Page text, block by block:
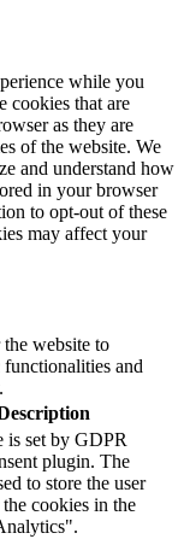
while you
cookies that are
as they are
of the website. We
and understand how
in your browser
to opt-out of these
may affect your
the website to
functionalities and
is set by GDPR
plugin. The
to store the user
cookies in the